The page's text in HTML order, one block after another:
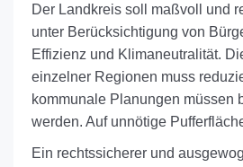
Der Landkreis soll maßvoll und
unter Berücksichtigung von
Effizienz und Klimaneutralität.
einzelner Regionen muss
kommunale Planungen müssen
werden. Auf unnötige
Ein rechtssicherer und